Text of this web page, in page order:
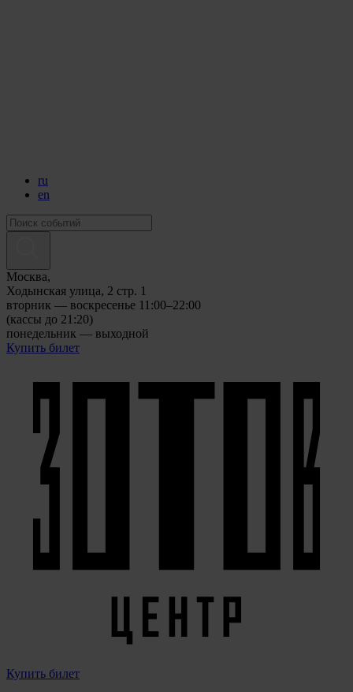
ru
en
Москва,
Ходынская улица, 2 стр. 1
вторник — воскресенье 11:00–22:00
(кассы до 21:20)
понедельник — выходной
Купить билет
Купить билет